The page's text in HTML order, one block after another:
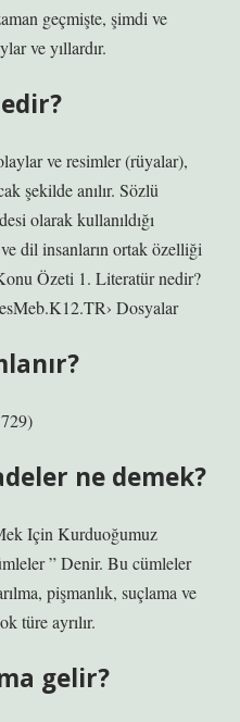
geçmişte, şimdi ve
ve yıllardır.
ve resimler (rüyalar),
şekilde anılır. Sözlü
olarak kullanıldığı
dil insanların ortak özelliği
Özeti 1. Literatür nedir?
Dosyalar
ne demek?
Için Kurduoğumuz
” Denir. Bu cümleler
pişmanlık, suçlama ve
türe ayrılır.
gelir?